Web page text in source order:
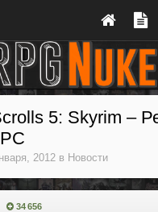
5: Skyrim –
2012 в Новости
34 656